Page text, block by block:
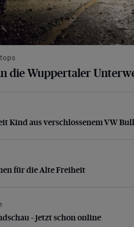
die Wuppertaler
Kind aus verschlossenem VW Bulli
Kind aus verschlossenem VW
für die Alte Freiheit
für die Alte Freiheit
– jetzt schon online
– jetzt schon online